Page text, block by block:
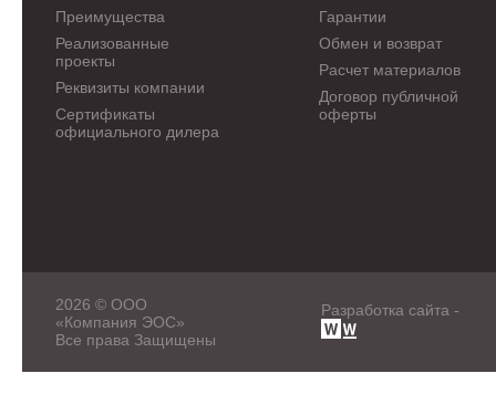
Преимущества
Реализованные
проекты
Реквизиты компании
Сертификаты
официального дилера
Гарантии
Обмен и возврат
Расчет материалов
Договор публичной
оферты
2026 © ООО
«Компания ЭОС»
Все права Защищены
Разработка сайта -